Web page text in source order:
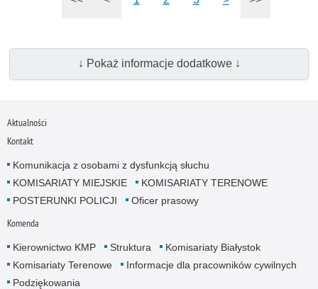
↓ Pokaż informacje dodatkowe ↓
Aktualności
Kontakt
Komunikacja z osobami z dysfunkcją słuchu
KOMISARIATY MIEJSKIE
KOMISARIATY TERENOWE
POSTERUNKI POLICJI
Oficer prasowy
Komenda
Kierownictwo KMP Struktura
Komisariaty Białystok
Komisariaty Terenowe
Informacje dla pracowników cywilnych
Podziękowania